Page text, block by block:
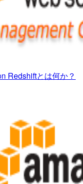
Redshiftとは何か？